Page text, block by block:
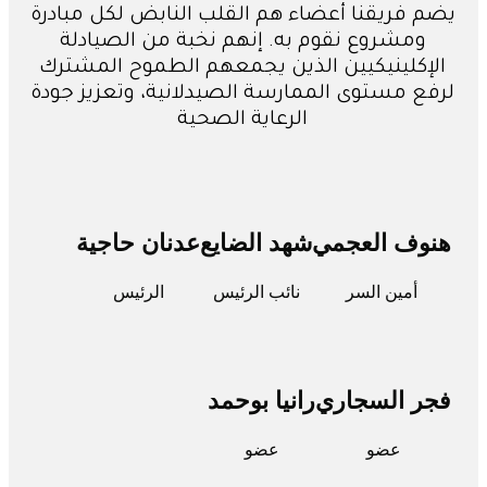
فريقنا أعضاء هم القلب النابض لكل مبادرة
ومشروع نقوم به. إنهم نخبة من الصيادلة
الذين يجمعهم الطموح المشترك
مستوى الممارسة الصيدلانية، وتعزيز جودة
الرعاية الصحية
العجمي
أمين السر
شهد الضايع
نائب الرئيس
عدنان حاجية
الرئيس
السجاريرانيا بوحمد